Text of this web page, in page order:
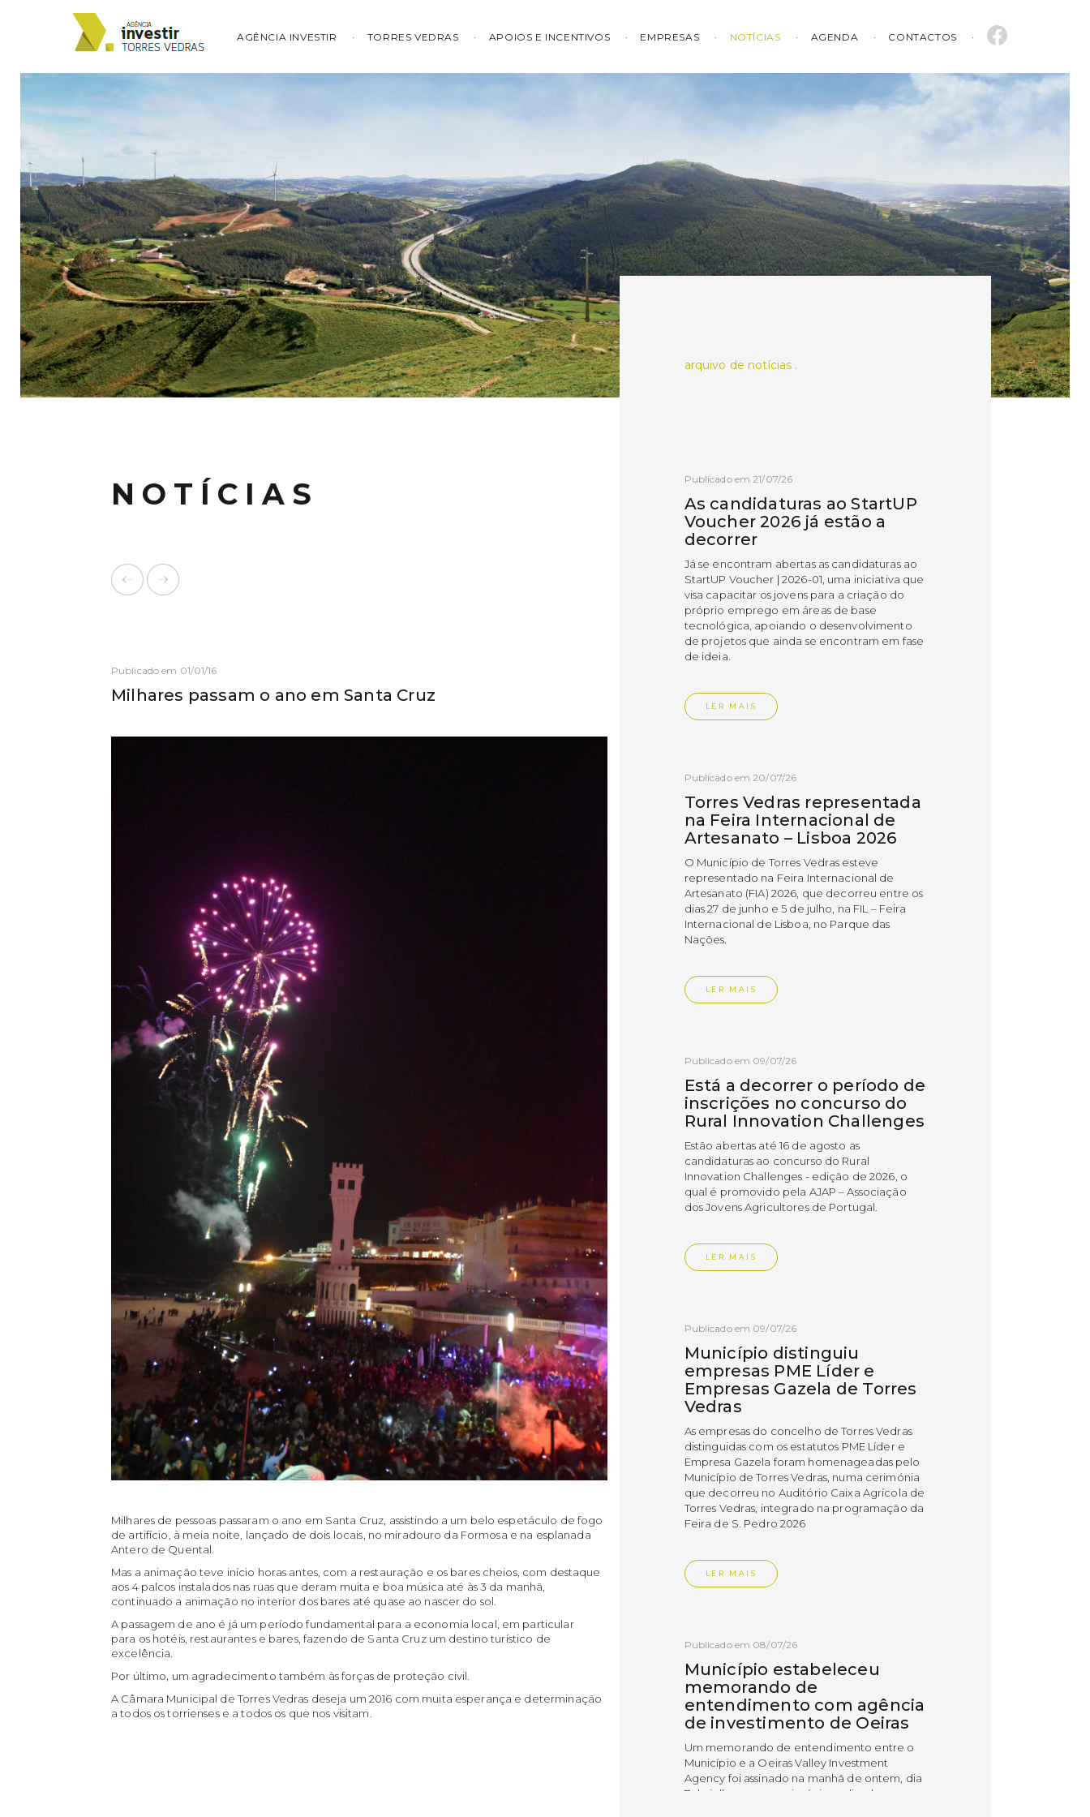
AGÊNCIA INVESTIR TORRES VEDRAS APOIOS E INCENTIVOS EMPRESAS NOTÍCIAS AGENDA CONTACTOS
NOTÍCIAS
Publicado em 01/01/16
Milhares passam o ano em Santa Cruz
Milhares de pessoas passaram o ano em Santa Cruz, assistindo a um belo espetáculo de fogo
de artifício, à meia noite, lançado de dois locais, no miradouro da Formosa e na esplanada
Antero de Quental.
Mas a animação teve início horas antes, com a restauração e os bares cheios, com destaque
aos 4 palcos instalados nas ruas que deram muita e boa música até às 3 da manhã,
continuado a animação no interior dos bares até quase ao nascer do sol.
A passagem de ano é já um período fundamental para a economia local, em particular
para os hotéis, restaurantes e bares, fazendo de Santa Cruz um destino turístico de
excelência.
Por último, um agradecimento também às forças de proteção civil.
A Câmara Municipal de Torres Vedras deseja um 2016 com muita esperança e determinação
a todos os torrienses e a todos os que nos visitam.
arquivo de notícias .
Publicado em 21/07/26
As candidaturas ao StartUP
Voucher 2026 já estão a
decorrer
Já se encontram abertas as candidaturas ao
StartUP Voucher | 2026-01, uma iniciativa que
visa capacitar os jovens para a criação do
próprio emprego em áreas de base
tecnológica, apoiando o desenvolvimento
de projetos que ainda se encontram em fase
de ideia.
LER MAIS
Publicado em 20/07/26
Torres Vedras representada
na Feira Internacional de
Artesanato – Lisboa 2026
O Município de Torres Vedras esteve
representado na Feira Internacional de
Artesanato (FIA) 2026, que decorreu entre os
dias 27 de junho e 5 de julho, na FIL – Feira
Internacional de Lisboa, no Parque das
Nações.
LER MAIS
Publicado em 09/07/26
Está a decorrer o período de
inscrições no concurso do
Rural Innovation Challenges
Estão abertas até 16 de agosto as
candidaturas ao concurso do Rural
Innovation Challenges - edição de 2026, o
qual é promovido pela AJAP – Associação
dos Jovens Agricultores de Portugal.
LER MAIS
Publicado em 09/07/26
Município distinguiu
empresas PME Líder e
Empresas Gazela de Torres
Vedras
As empresas do concelho de Torres Vedras
distinguidas com os estatutos PME Líder e
Empresa Gazela foram homenageadas pelo
Município de Torres Vedras, numa cerimónia
que decorreu no Auditório Caixa Agrícola de
Torres Vedras, integrado na programação da
Feira de S. Pedro 2026
LER MAIS
Publicado em 08/07/26
Município estabeleceu
memorando de
entendimento com agência
de investimento de Oeiras
Um memorando de entendimento entre o
Município e a Oeiras Valley Investment
Agency foi assinado na manhã de ontem, dia
7 de julho, numa cerimónia realizada no